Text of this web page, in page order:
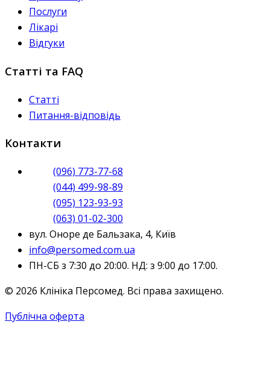
Послуги
Лікарі
Відгуки
Статті та FAQ
Статті
Питання-відповідь
Контакти
(096) 773-77-68
(044) 499-98-89
(095) 123-93-93
(063) 01-02-300
вул. Оноре де Бальзака, 4, Київ
info@persomed.com.ua
ПН-СБ з 7:30 до 20:00. НД: з 9:00 до 17:00.
© 2026 Клініка Персомед. Всі права захищено.
Публічна оферта